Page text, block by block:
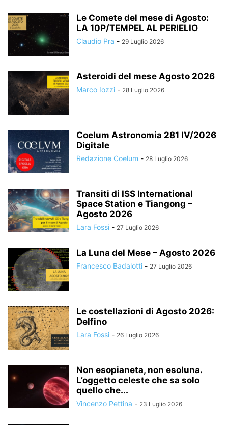
Le Comete del mese di Agosto:
LA 10P/TEMPEL AL PERIELIO
Claudio Pra - 29 Luglio 2026
Asteroidi del mese Agosto 2026
Marco Iozzi - 28 Luglio 2026
Coelum Astronomia 281 IV/2026
Digitale
Redazione Coelum - 28 Luglio 2026
Transiti di ISS International
Space Station e Tiangong –
Agosto 2026
Lara Fossi - 27 Luglio 2026
La Luna del Mese – Agosto 2026
Francesco Badalotti - 27 Luglio 2026
Le costellazioni di Agosto 2026:
Delfino
Lara Fossi - 26 Luglio 2026
Non esopianeta, non esoluna.
L’oggetto celeste che sa solo
quello che...
Vincenzo Pettina - 23 Luglio 2026